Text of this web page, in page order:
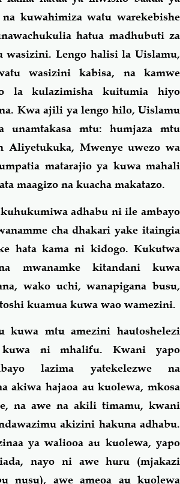
kuwahimiza watu warekebishe
hatua madhubuti za
wasizini. Lengo halisi la Uislamu,
wasizini kabisa, na kamwe
la kulazimisha kuitumia hiyo
Kwa ajili ya lengo hilo, Uislamu
unamtakasa mtu: humjaza mtu
Aliyetukuka, Mwenye uwezo wa
matarajio ya kuwa mahali
maagizo na kuacha makatazo.
adhabu ni ile ambayo
cha dhakari yake itaingia
hata kama ni kidogo. Kukutwa
mwanamke kitandani kuwa
wako uchi, wanapigana busu,
kuamua kuwa wao wamezini.
mtu amezini hautoshelezi
kuwa ni mhalifu. Kwani yapo
lazima yatekelezwe na
akiwa hajaoa au kuolewa, mkosa
na awe na akili timamu, kwani
akizini hakuna adhabu.
ya waliooa au kuolewa, yapo
nayo ni awe huru (mjakazi
nusu), awe ameoa au kuolewa